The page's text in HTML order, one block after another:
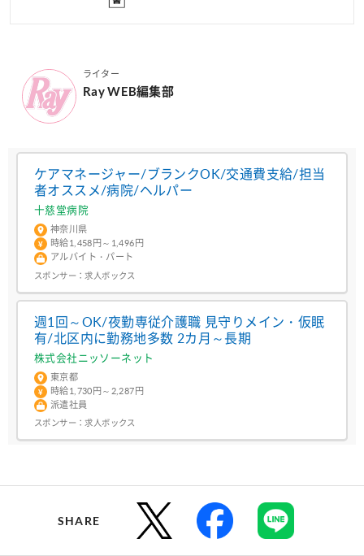
ライター
Ray WEB編集部
ケアマネージャー/ブランクOK/交通費支給/担当
者オススメ/病院/ヘルパー
十慈堂病院
神奈川県
時給1,458円～1,496円
アルバイト・パート
スポンサー：求人ボックス
週1回～OK/夜勤専従介護職 見守りメイン・仮眠
有/北区内に勤務地多数 2カ月～長期
株式会社ニッソーネット
東京都
時給1,730円～2,287円
派遣社員
スポンサー：求人ボックス
SHARE